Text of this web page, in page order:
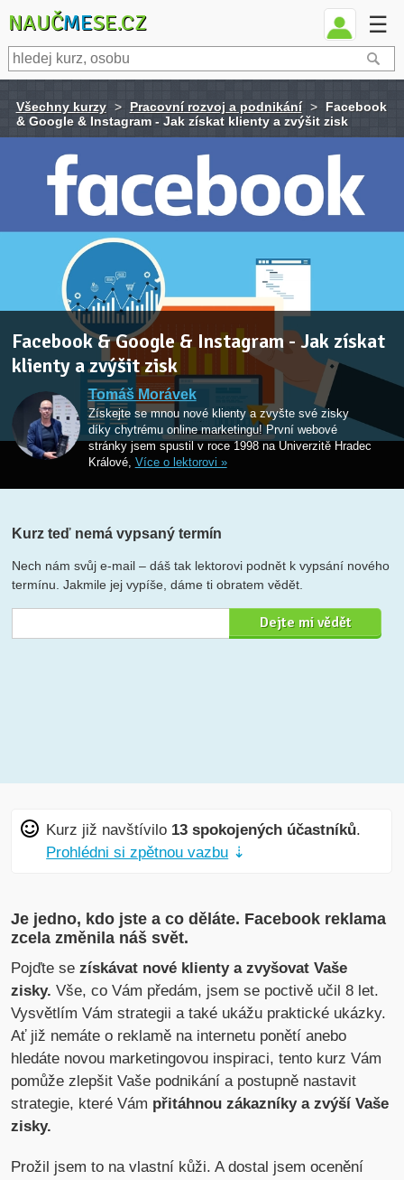
NAUČMESE.CZ ☰
Všechny kurzy > Pracovní rozvoj a podnikání >
Facebook
& Google & Instagram - Jak získat klienty a zvýšit zisk
Facebook & Google & Instagram - Jak získat
klienty a zvýšit zisk
Tomáš Morávek
Získejte se mnou nové klienty a zvyšte své zisky
díky chytrému online marketingu! První webové
stránky jsem spustil v roce 1998 na Univerzitě Hradec
Králové, Více o lektorovi »
Kurz teď nemá vypsaný termín
Nech nám svůj e-mail – dáš tak lektorovi podnět k vypsání nového
termínu. Jakmile jej vypíše, dáme ti obratem vědět.
Kurz již navštívilo 13 spokojených účastníků.
Prohlédni si zpětnou vazbu ⇣
Je jedno, kdo jste a co děláte. Facebook reklama
zcela změnila náš svět.
Pojďte sezískávat nové klienty a zvyšovat Vaše
zisky. Vše, co Vám předám, jsem se poctivě učil 8 let.
Vysvětlím Vám strategii a také ukážu praktické ukázky.
Ať již nemáte o reklamě na internetu ponětí anebo
hledáte novou marketingovou inspiraci, tento kurz Vám
pomůže zlepšit Vaše podnikání a postupně nastavit
strategie, které Vám přitáhnou zákazníky a zvýší Vaše
zisky.
Prožil jsem to na vlastní kůži. A dostal jsem ocenění